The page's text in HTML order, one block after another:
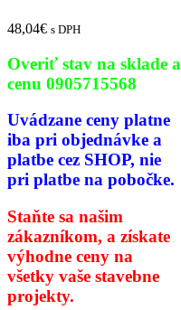
48,04€ s DPH
Overiť stav na sklade a
cenu 0905715568
Uvádzane ceny platne
iba pri objednávke a
platbe cez SHOP, nie
pri platbe na pobočke.
Staňte sa našim
zákazníkom, a získate
výhodne ceny na
všetky vaše stavebne
projekty.